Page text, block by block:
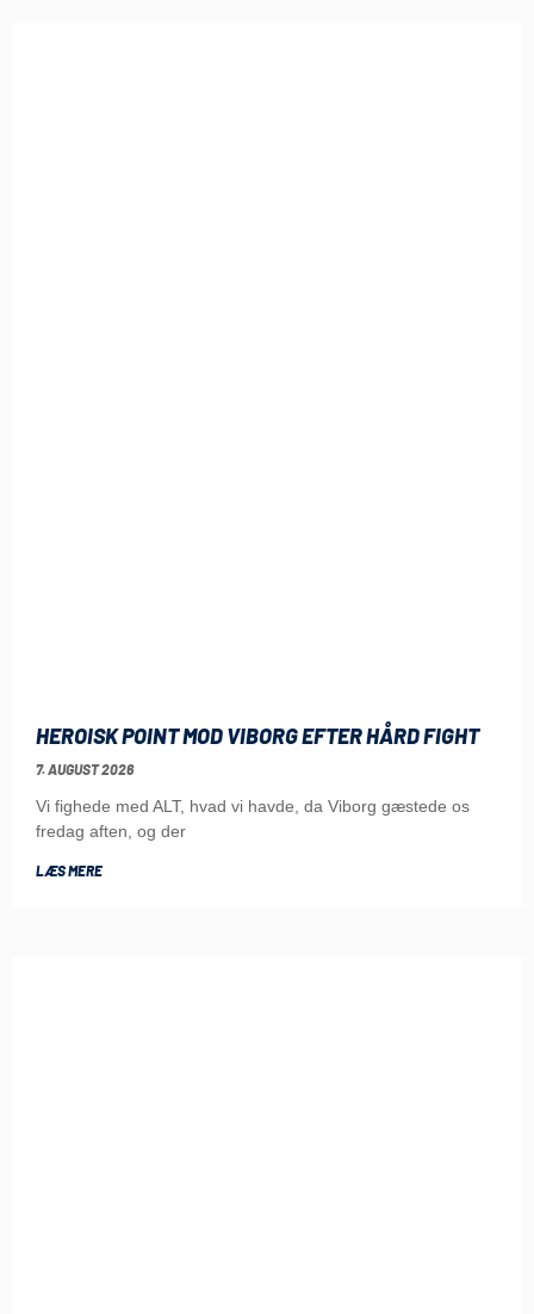
HEROISK POINT MOD VIBORG EFTER HÅRD FIGHT
7. AUGUST 2026
Vi fighede med ALT, hvad vi havde, da Viborg gæstede os
fredag aften, og der
LÆS MERE